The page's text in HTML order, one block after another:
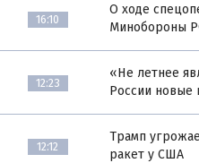
16:10
О ходе
Минобороны
12:23
«Не летнее
России новые
12:12
Трамп
ракет у США